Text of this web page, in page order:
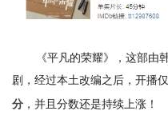
《平凡的荣耀》，这部
剧，经过本土改编之后，开播
分 ，并且分数还是持续上涨！